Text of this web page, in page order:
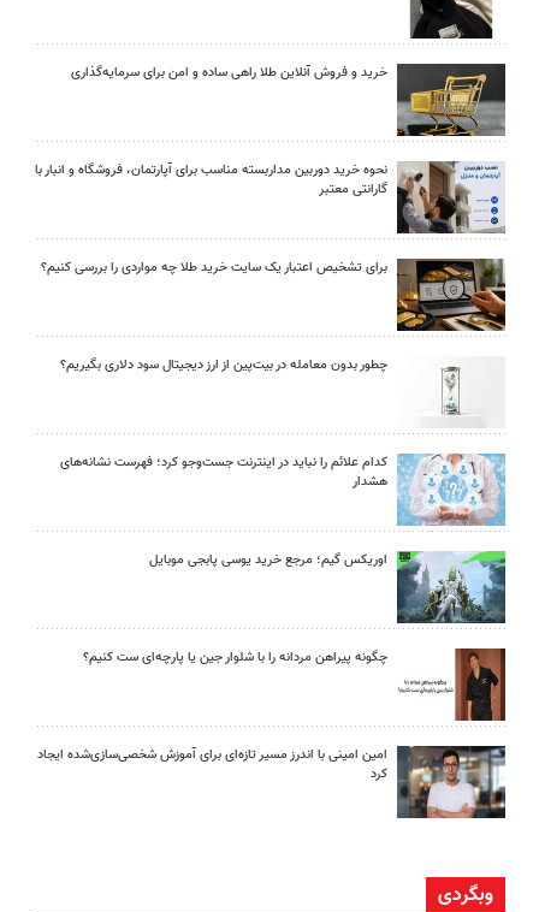
خرید و فروش آنلاین طلا راهی ساده و امن برای سرمایه‌گذاری
نحوه خرید دوربین مداربسته مناسب برای آپارتمان، فروشگاه و انبار با
گارانتی معتبر
برای تشخیص اعتبار یک سایت خرید طلا چه مواردی را بررسی کنیم؟
چطور بدون معامله در بیت‌پین از ارز دیجیتال سود دلاری بگیریم؟
کدام علائم را نباید در اینترنت جست‌وجو کرد؛ فهرست نشانه‌های
هشدار
اوریکس گیم؛ مرجع خرید یوسی پابجی موبایل
چگونه پیراهن مردانه را با شلوار جین یا پارچه‌ای ست کنیم؟
امین امینی با اندرز مسیر تازه‌ای برای آموزش شخصی‌سازی‌شده ایجاد
کرد
وبگردی